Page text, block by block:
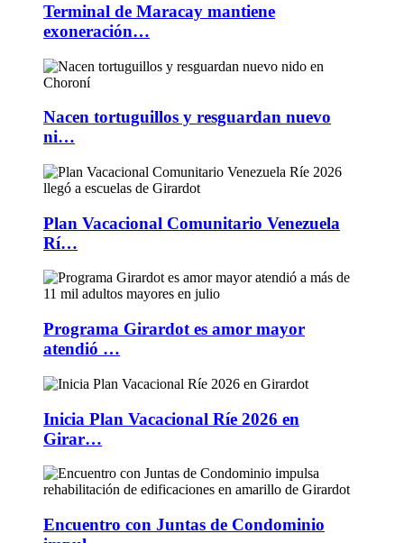
Terminal de Maracay mantiene
exoneración…
Nacen tortuguillos y resguardan nuevo
ni…
Plan Vacacional Comunitario Venezuela
Rí…
Programa Girardot es amor mayor
atendió …
Inicia Plan Vacacional Ríe 2026 en
Girar…
Encuentro con Juntas de Condominio